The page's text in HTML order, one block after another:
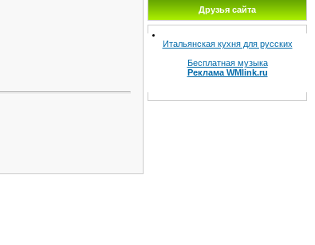
Друзья сайта
Итальянская кухня для русских
Бесплатная музыка
Реклама WMlink.ru